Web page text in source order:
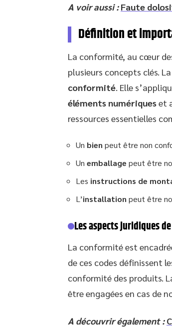
A voir aussi : Faute
Définition et
La conformité, au cœur
plusieurs concepts clés. La
conformité . Elle
éléments numériqueset
ressources essentielles
Un bien peut être non
Un emballage peut être
Les instructions de
L’installation peut être
Les aspects juridiques
La conformité est
de ces codes définissent
conformité des produits.
être engagées en cas de
A découvrir également :